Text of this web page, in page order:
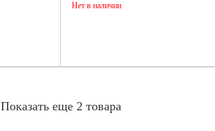
Нет в наличии
Показать еще 2 товара